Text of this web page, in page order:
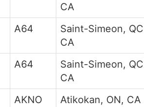
CA
A64
Saint-Simeon,
CA
A64
Saint-Simeon,
CA
AKNO Atikokan, ON, CA